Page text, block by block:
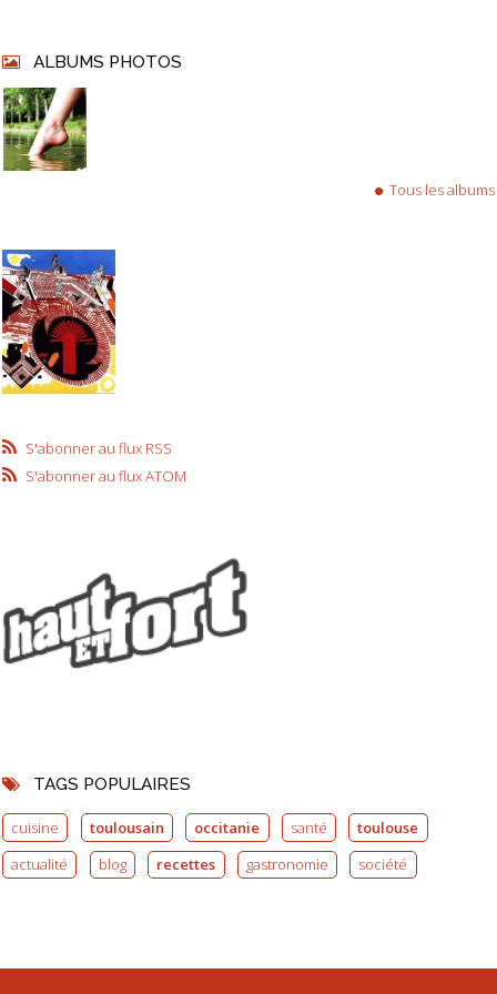
ALBUMS PHOTOS
Tous les albums
S'abonner au flux RSS
S'abonner au flux ATOM
TAGS POPULAIRES
cuisine toulousain occitanie santé
toulouse
actualité
blog recettes gastronomie société